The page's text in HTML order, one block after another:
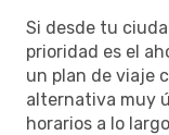
Si desde tu
prioridad es el
un plan de viaje
alternativa muy
horarios a lo